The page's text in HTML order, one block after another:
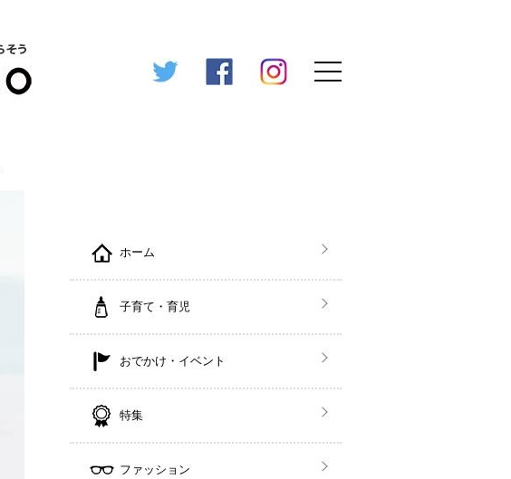
ホーム
子育て・育児
おでかけ・イベント
特集
ファッション